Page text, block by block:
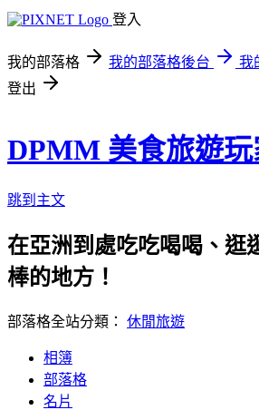
登入
我的部落格 我的部落格後台
我
登出
DPMM 美食旅遊玩
跳到主文
在亞洲到處吃吃喝喝、逛
棒的地方！
部落格全站分類： 休閒旅遊
相簿
部落格
名片